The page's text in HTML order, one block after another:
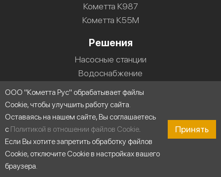
Кометта К987
Кометта К55М
Решения
Насосные станции
Водоснабжение
Холодильные установки
Промышленные системы мойки
Строительство
Циркуляция воды
Пищевая промышленность
Промышленность
ООО "Кометта Рус" обрабатывает файлы
Cookie, чтобы улучшить работу сайта.
Оставаясь на нашем сайте, Вы соглашаетесь
с Политикой в отношении файлов Cookie.
Если Вы хотите запретить обработку файлов
Cookie, отключите Cookie в настройках вашего
браузера.
Принять